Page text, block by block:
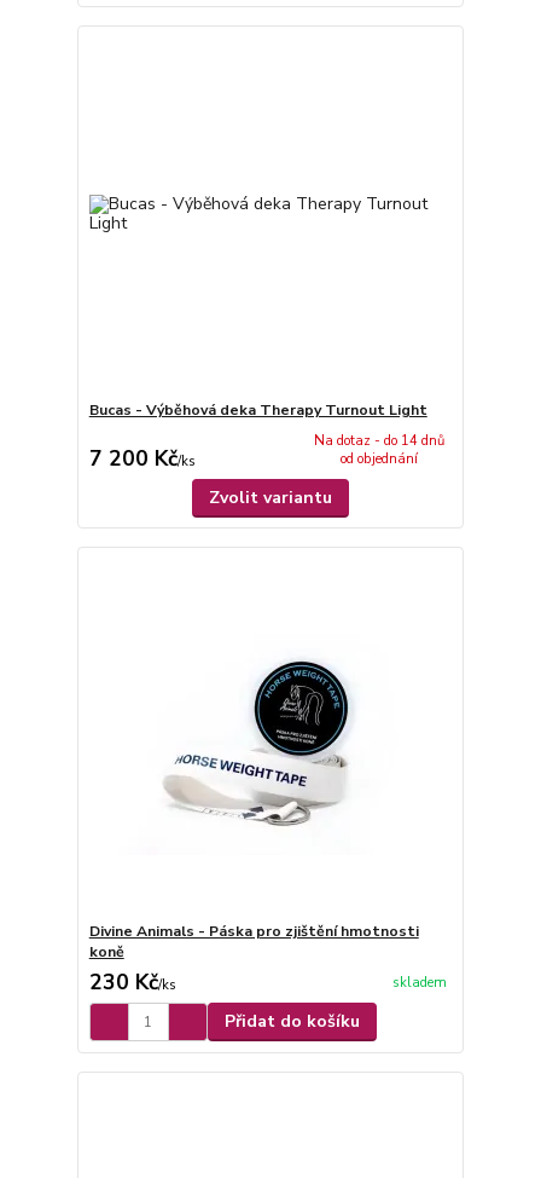
Bucas - Výběhová deka Therapy Turnout Light
7 200 Kč/ks
Na dotaz - do 14 dnů
od objednání
Zvolit variantu
Divine Animals - Páska pro zjištění hmotnosti
koně
230 Kč/ks skladem
Přidat do košíku